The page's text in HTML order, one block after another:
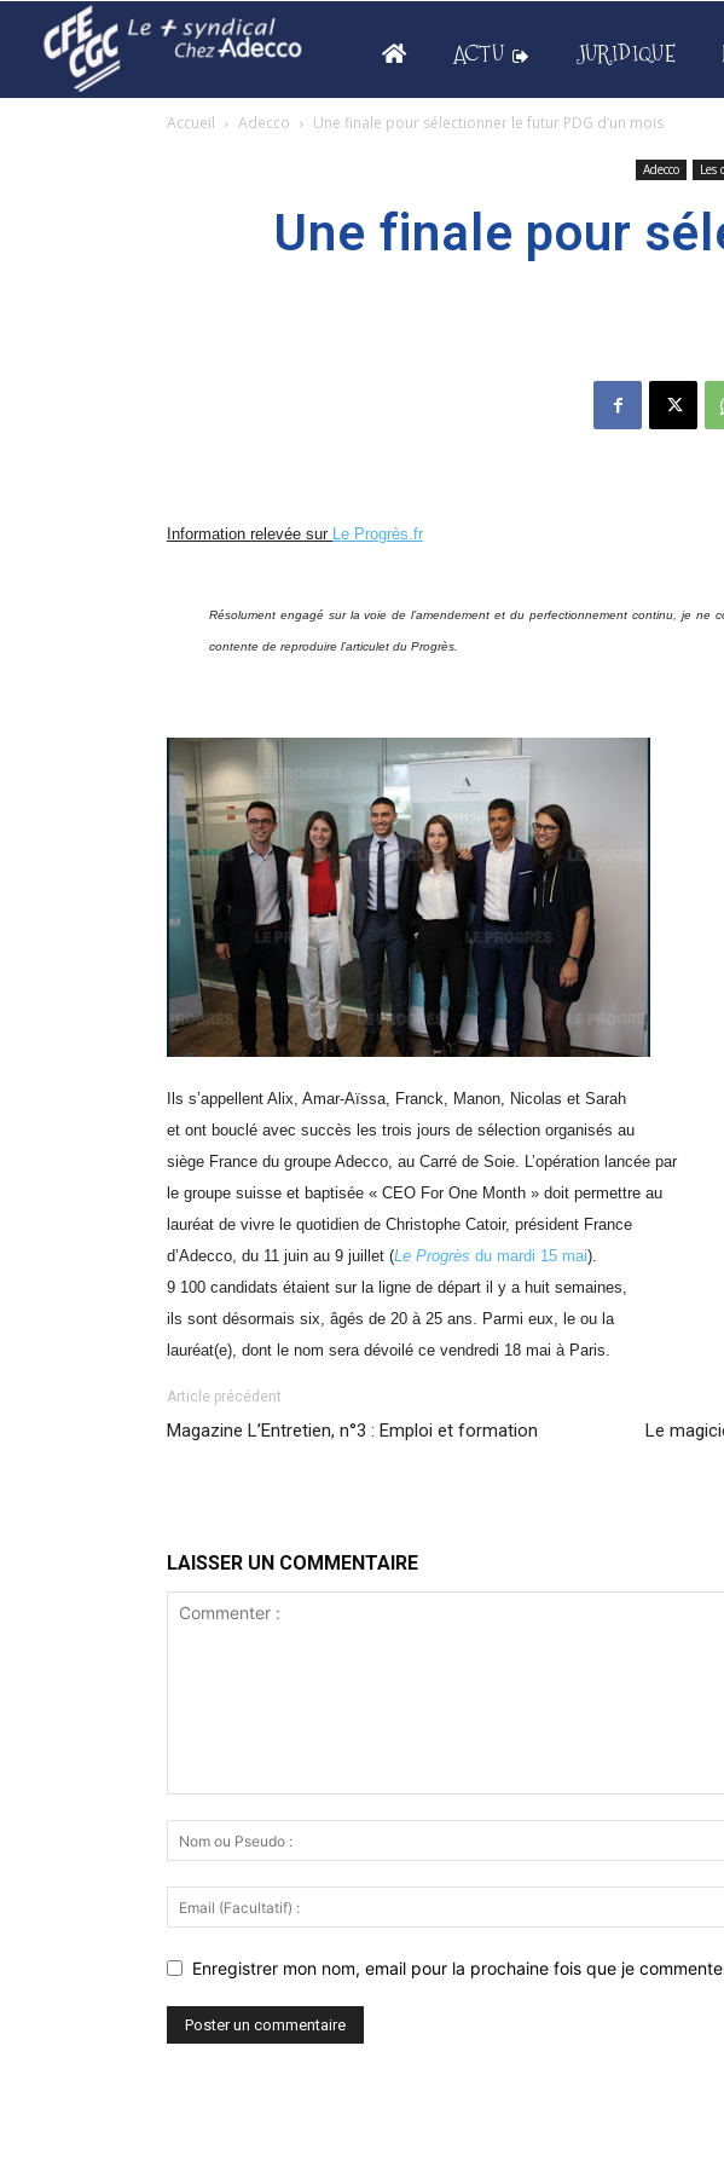
ACTU JURIDIQUE
Accueil Adecco Une finale pour sélectionner le futur PDG d’un mois
Adecco Les
Une finale pour
Information relevée sur Le Progrès.fr
Résolument engagé sur la voie de l’amendement et du perfectionnement continu, je ne
contente de reproduire l’articulet du Progrès.
Ils s’appellent Alix, Amar-Aïssa, Franck, Manon, Nicolas et Sarah
et ont bouclé avec succès les trois jours de sélection organisés au
siège France du groupe Adecco, au Carré de Soie. L’opération lancée par
le groupe suisse et baptisée « CEO For One Month » doit permettre au
lauréat de vivre le quotidien de Christophe Catoir, président France
d’Adecco, du 11 juin au 9 juillet (Le Progrès du mardi 15 mai).
9 100 candidats étaient sur la ligne de départ il y a huit semaines,
ils sont désormais six, âgés de 20 à 25 ans. Parmi eux, le ou la
lauréat(e), dont le nom sera dévoilé ce vendredi 18 mai à Paris.
Article précédent
Magazine L’Entretien, n°3 : Emploi et formation
Le
LAISSER UN COMMENTAIRE
Enregistrer mon nom, email pour la prochaine fois que je